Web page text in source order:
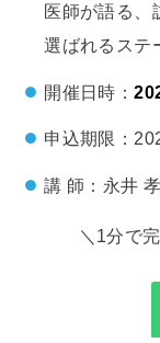
医師が語る
選ばれるステ
開催日時：
申込期限：
講 師：永井
＼1分で